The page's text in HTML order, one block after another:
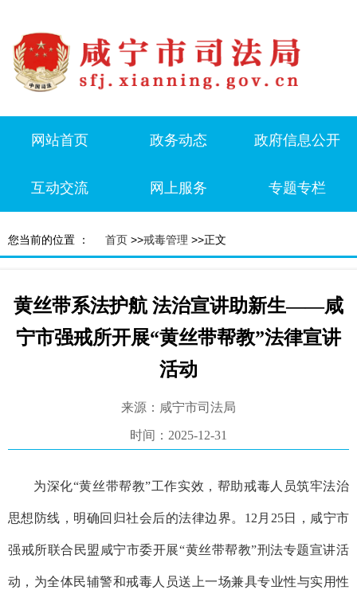
网站首页 政务动态 政府信息公开
互动交流 网上服务 专题专栏
您当前的位置 ： 首页 >>戒毒管理 >>正文
黄丝带系法护航 法治宣讲助新生——咸
宁市强戒所开展“黄丝带帮教”法律宣讲
活动
来源：咸宁市司法局
时间：2025-12-31
为深化“黄丝带帮教”工作实效，帮助戒毒人员筑牢法治
思想防线，明确回归社会后的法律边界。 12月25日，咸宁市
强戒所联合民盟咸宁市委开展“黄丝带帮教”刑法专题宣讲活
动 ，为全体民辅警和戒毒人员送上一场兼具专业性与实用性